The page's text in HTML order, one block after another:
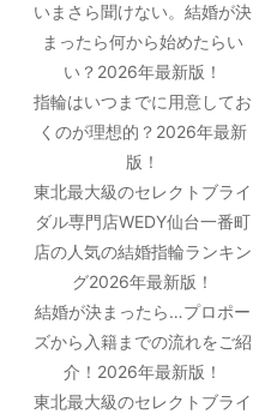
いまさら聞けない。結婚が決
まったら何から始めたらい
い？2026年最新版！
指輪はいつまでに用意してお
くのが理想的？2026年最新
版！
東北最大級のセレクトブライ
ダル専門店WEDY仙台一番町
店の人気の結婚指輪ランキン
グ2026年最新版！
結婚が決まったら…プロポー
ズから入籍までの流れをご紹
介！2026年最新版！
東北最大級のセレクトブライ